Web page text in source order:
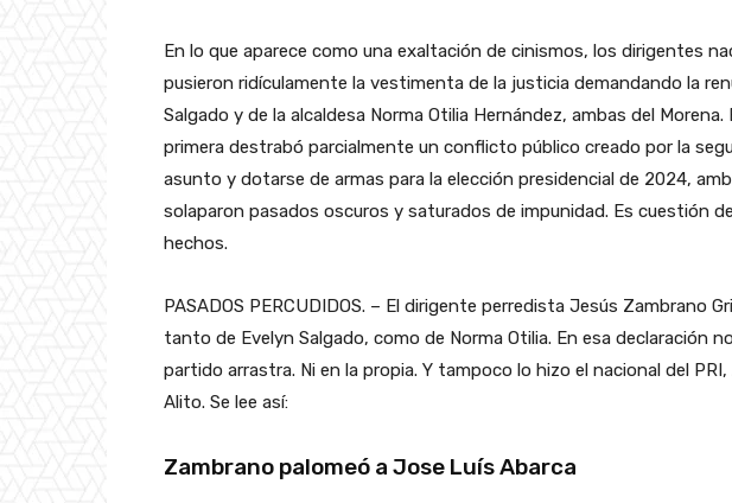
En lo que aparece como una exaltación de cinismos, los dirigentes
pusieron ridículamente la vestimenta de la justicia demandando la
Salgado y de la alcaldesa Norma Otilia Hernández, ambas del
primera destrabó parcialmente un conflicto público creado por la
asunto y dotarse de armas para la elección presidencial de 2024,
solaparon pasados oscuros y saturados de impunidad. Es cuestión
hechos.
PASADOS PERCUDIDOS. – El dirigente perredista Jesús Zambrano
tanto de Evelyn Salgado, como de Norma Otilia. En esa declaración
partido arrastra. Ni en la propia. Y tampoco lo hizo el nacional del
Alito. Se lee así:
Zambrano palomeó a Jose Luís Abarca